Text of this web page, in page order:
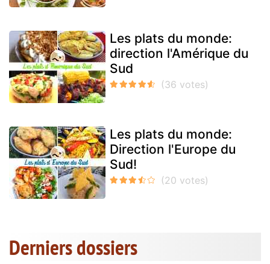
Les plats du monde:
direction l'Amérique du
Sud
Les plats du monde:
Direction l'Europe du
Sud!
Derniers dossiers